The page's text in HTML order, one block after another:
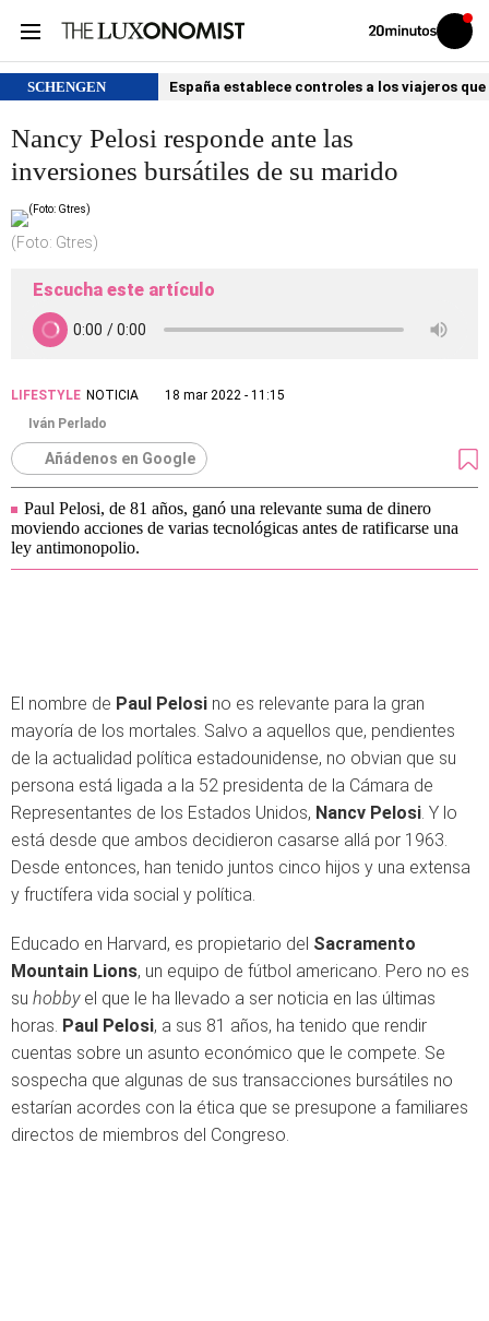
Volver
Iniciar
sesión
SCHENGEN España establece controles a los viajeros
Nancy Pelosi responde ante las
inversiones bursátiles de su marido
(Foto: Gtres)
Escucha este artículo
LIFESTYLE NOTICIA
18 mar 2022 - 11:15
Iván Perlado
Añádenos en Google
Paul Pelosi, de 81 años, ganó una relevante suma de dinero
moviendo acciones de varias tecnológicas antes de ratificarse una
ley antimonopolio.
El nombre de Paul Pelosi no es relevante para la gran
mayoría de los mortales. Salvo a aquellos que, pendientes
de la actualidad política estadounidense, no obvian que su
persona está ligada a la 52 presidenta de la Cámara de
Representantes de los Estados Unidos, Nancv Pelosi. Y lo
está desde que ambos decidieron casarse allá por 1963.
Desde entonces, han tenido juntos cinco hijos y una extensa
y fructífera vida social y política.
Educado en Harvard, es propietario del Sacramento
Mountain Lions, un equipo de fútbol americano. Pero no es
su hobbyel que le ha llevado a ser noticia en las últimas
horas. Paul Pelosi, a sus 81 años, ha tenido que rendir
cuentas sobre un asunto económico que le compete. Se
sospecha que algunas de sus transacciones bursátiles no
estarían acordes con la ética que se presupone a familiares
directos de miembros del Congreso.